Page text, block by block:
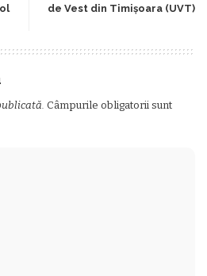
de Vest din Timișoara (UVT)
Câmpurile obligatorii sunt